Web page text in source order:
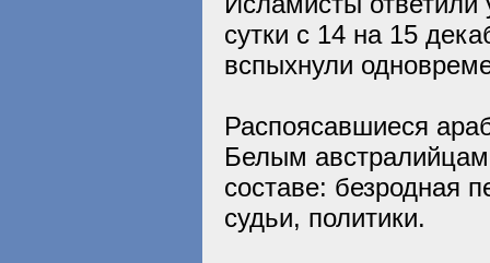
сутки с 14 на 15
вспыхнули
Распоясавшиеся
Белым
составе: безродная
судьи, политики.